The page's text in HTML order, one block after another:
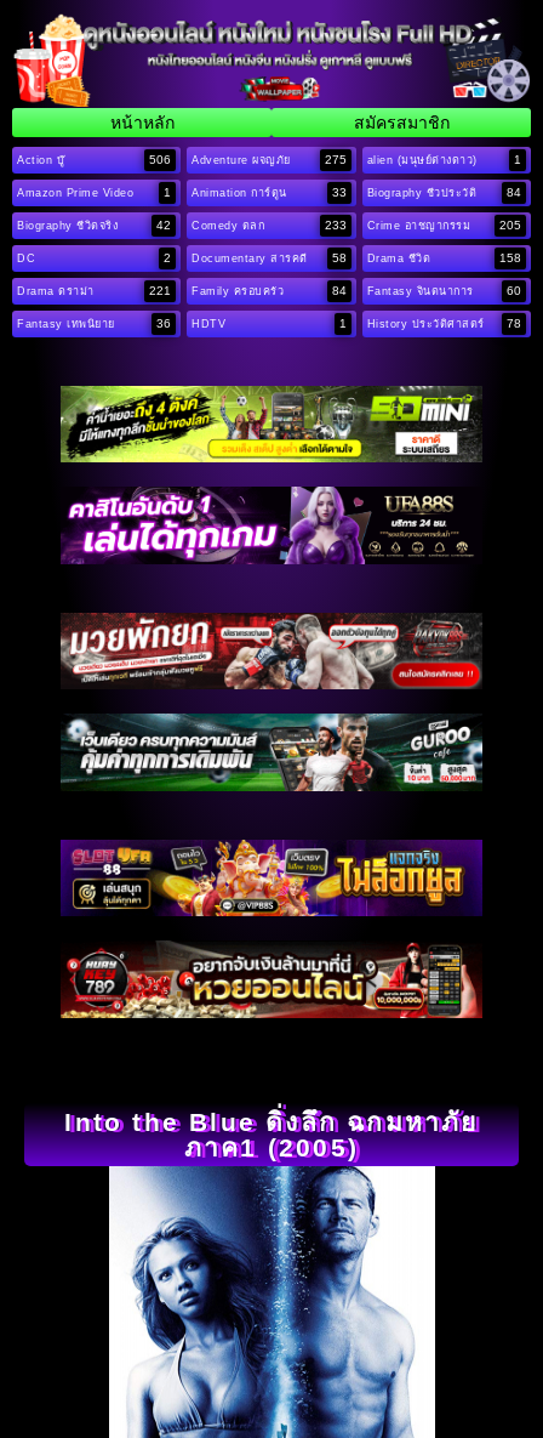
หน้าหลัก สมัครสมาชิก
Action บู๊ 506 Adventure ผจญภัย 275 alien (มนุษย์ต่างดาว) 1
Amazon Prime Video 1 Animation การ์ตูน 33 Biography ชีวประวัติ 84
Biography ชีวิตจริง 42 Comedy ตลก 233 Crime อาชญากรรม 205
DC 2 Documentary สารคดี 58 Drama ชีวิต 158
Drama ดราม่า 221 Family ครอบครัว 84 Fantasy จินตนาการ 60
Fantasy เทพนิยาย 36 HDTV 1 History ประวัติศาสตร์ 78
Into the Blue ดิ่งลึก ฉกมหาภัย
ภาค1 (2005)